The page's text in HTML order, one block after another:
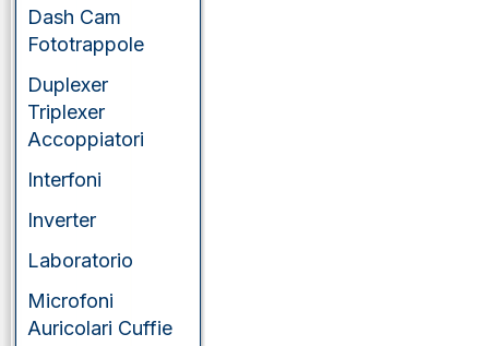
Dash Cam
Fototrappole
Duplexer
Triplexer
Accoppiatori
Interfoni
Inverter
Laboratorio
Microfoni
Auricolari Cuffie